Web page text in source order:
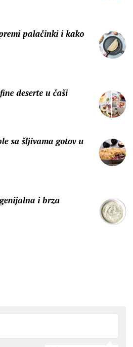
palačinki i kako
deserte u čaši
sa šljivama gotov u
i brza